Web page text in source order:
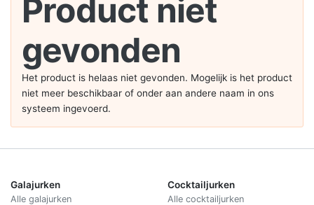
Product niet
gevonden
Het product is helaas niet gevonden. Mogelijk is het product
niet meer beschikbaar of onder aan andere naam in ons
systeem ingevoerd.
Galajurken
Alle galajurken
Cocktailjurken
Alle cocktailjurken